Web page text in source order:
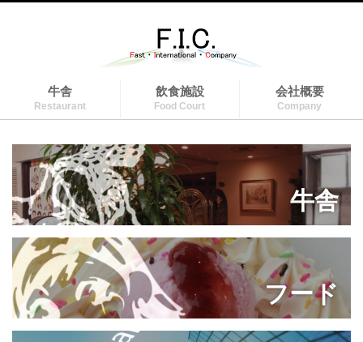
牛舎
Restaurant
飲食施設
Food Court
会社概要
Company
牛舎
フード